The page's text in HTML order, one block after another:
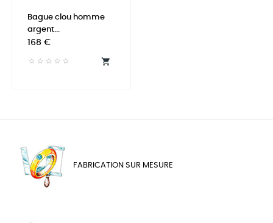
Bague clou homme
argent...
Prix
168 €

FABRICATION SUR MESURE